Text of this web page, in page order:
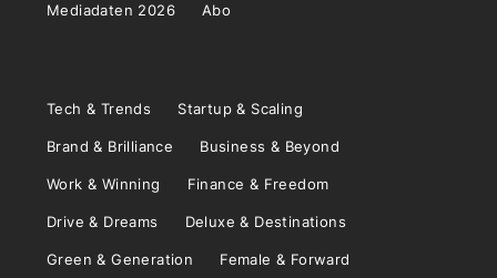
Mediadaten 2026 Abo
Tech & Trends Startup & Scaling
Brand & Brilliance Business & Beyond
Work & Winning Finance & Freedom
Drive & Dreams Deluxe & Destinations
Green & Generation Female & Forward